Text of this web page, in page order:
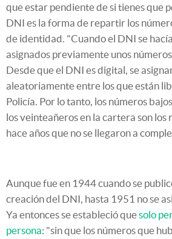
que estar pendiente de si tienes que
DNI es la forma de repartir los
de identidad. "Cuando el DNI se
asignados previamente unos
Desde que el DNI es digital, se
aleatoriamente entre los que están
Policía. Por lo tanto, los números
los veinteañeros en la cartera son los
hace años que no se llegaron a
Aunque fue en 1944 cuando se
creación del DNI, hasta 1951 no se
Ya entonces se estableció quesolo
persona: "sin que los números que